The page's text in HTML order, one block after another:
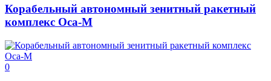
Корабельный автономный зенитный ракетный
комплекс Оса-М
0